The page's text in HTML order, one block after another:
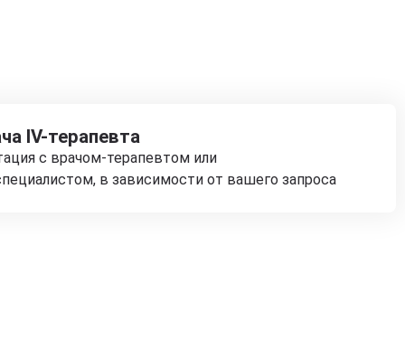
IV-терапевта
с врачом-терапевтом или
в зависимости от вашего запроса